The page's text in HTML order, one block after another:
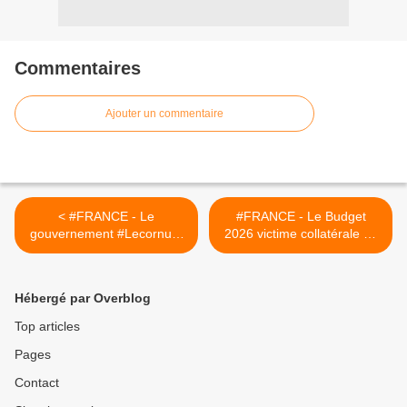
Commentaires
Ajouter un commentaire
< #FRANCE - Le
gouvernement #Lecornu 2
entre en fonction, pour
#FRANCE - Le Budget
2026 victime collatérale de
la crise politique ? Les trois
Hébergé par Overblog
Top articles
Pages
Contact